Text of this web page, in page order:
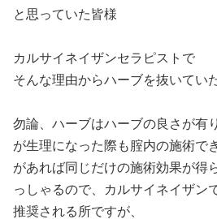
と思っていた皆様
カルサイネイザンセラピストで
そんな理由からハーブを抜いてい
勿論、ハーブはハーブの良さが有
が生理になった際も腟内の施術で
があれば同じだけの施術効果が得
っしゃるので、カルサイネイザン
推奨される所ですが、